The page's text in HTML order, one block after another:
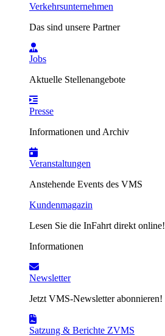
Verkehrsunternehmen
Das sind unsere Partner
Jobs
Aktuelle Stellenangebote
Presse
Informationen und Archiv
Veranstaltungen
Anstehende Events des VMS
Kundenmagazin
Lesen Sie die InFahrt direkt online!
Informationen
Newsletter
Jetzt VMS-Newsletter abonnieren!
Satzung & Berichte ZVMS